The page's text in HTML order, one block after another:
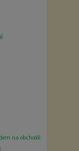
na obchodě